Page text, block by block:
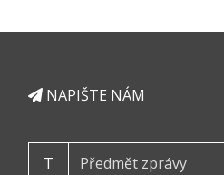
NAPIŠTE NÁM
T